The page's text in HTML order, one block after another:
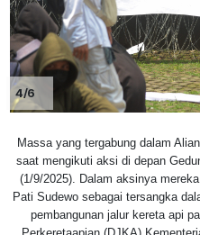
4/6
Massa yang tergabung dalam
saat mengikuti aksi di depan
(1/9/2025). Dalam aksinya
Pati Sudewo sebagai tersangka
pembangunan jalur kereta api